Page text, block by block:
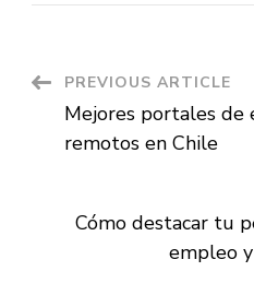
Post
Navigation
PREVIOUS ARTICLE
Mejores portales de
remotos en Chile
Cómo destacar tu
empleo